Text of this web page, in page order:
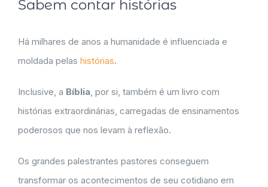
Sabem contar histórias
Há milhares de anos a humanidade é influenciada e
moldada pelas histórias.
Inclusive, a Bíblia, por si, também é um livro com
histórias extraordinárias, carregadas de ensinamentos
poderosos que nos levam à reflexão.
Os grandes palestrantes pastores conseguem
transformar os acontecimentos de seu cotidiano em